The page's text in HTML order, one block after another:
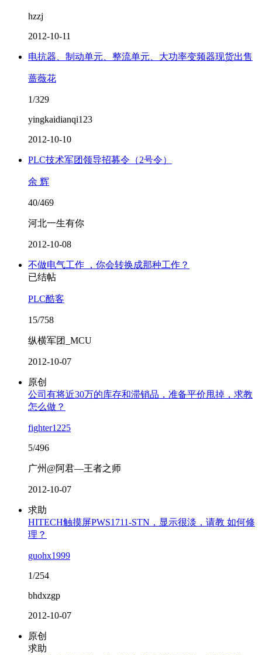
hzzj
2012-10-11
电抗器、制动单元、整流单元、大功率变频器现货出售
蔷薇花
1/329
yingkaidianqi123
2012-10-10
PLC技术军团领导招募令（2号令）
余 辉
40/469
河北一生有你
2012-10-08
不做电气工作 ，你会转换成那种工作？
已结帖
PLC酷客
15/758
纵横军团_MCU
2012-10-07
原创
公司有将近30万的库存和滞销品，准备平价甩掉，求教
怎么做？
fighter1225
5/496
广州@阿君—王者之师
2012-10-07
求助
HITECH触摸屏PWS1711-STN，显示很淡，请教 如何修
理？
guohx1999
1/254
bhdxzgp
2012-10-07
原创
求助